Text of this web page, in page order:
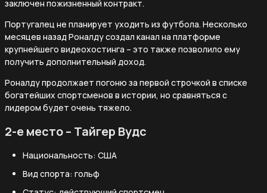
заключен пожизненный контракт.
Португалец не планирует уходить из футбола. Несколько
месяцев назад Роналду создал канал на платформе
крупнейшего видеохостинга – это также позволило ему
получить дополнительный доход.
Роналду продолжает погоню за первой строчкой в списке
богатейших спортсменов в истории, но сравняться с
лидером будет очень тяжело.
2-е место – Тайгер Вудс
Национальность: США
Вид спорта: гольф